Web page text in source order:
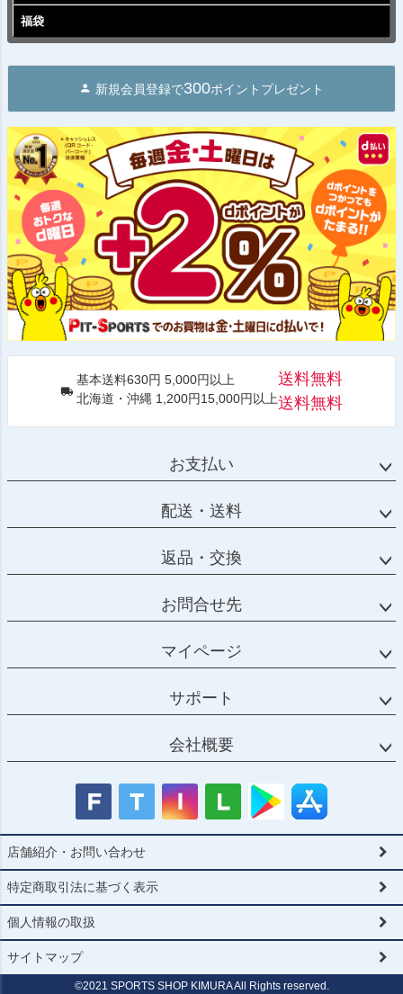
福袋
新規会員登録で300ポイントプレゼント
基本送料630円 5,000円以上
北海道・沖縄 1,200円15,000円以上
送料無料
送料無料
お支払い
配送・送料
返品・交換
お問合せ先
マイページ
サポート
会社概要
店舗紹介・お問い合わせ
特定商取引法に基づく表示
個人情報の取扱
サイトマップ
©2021 SPORTS SHOP KIMURA All Rights reserved.